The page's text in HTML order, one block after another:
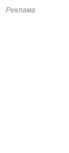
Реклама